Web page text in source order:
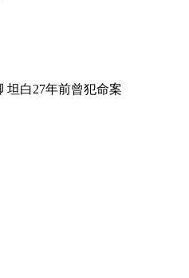
白27年前曾犯命案